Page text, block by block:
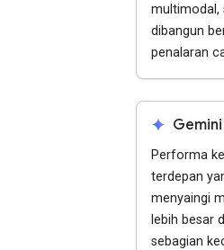
multimodal,
dibangun
penalaran
spark
Performa
terdepan
menyaingi
lebih besar
sebagian